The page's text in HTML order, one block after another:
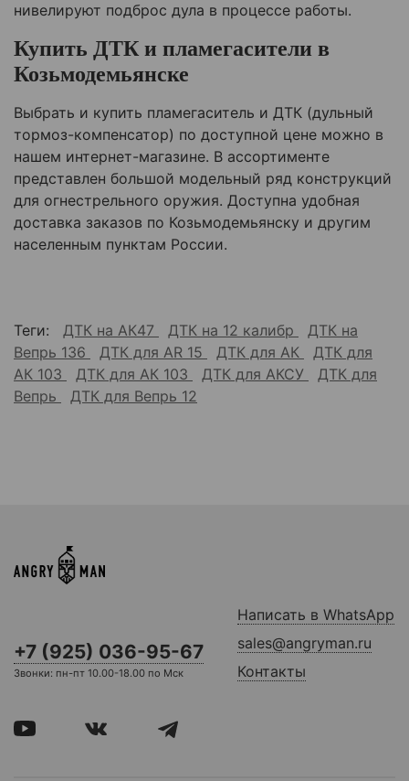
нивелируют подброс дула в процессе работы.
Купить ДТК и пламегасители в
Козьмодемьянске
Выбрать и купить пламегаситель и ДТК (дульный
тормоз-компенсатор) по доступной цене можно в
нашем интернет-магазине. В ассортименте
представлен большой модельный ряд конструкций
для огнестрельного оружия. Доступна удобная
доставка заказов по Козьмодемьянску и другим
населенным пунктам России.
Теги: ДТК на АК47 ДТК на 12 калибр
ДТК на
Вепрь 136
ДТК для AR 15 ДТК для АК
ДТК для
АК 103
ДТК для АК 103 ДТК для АКСУ
ДТК для
Вепрь
ДТК для Вепрь 12
+7 (925) 036-95-67
Звонки: пн-пт 10.00-18.00 по Мск
Написать в WhatsApp
sales@angryman.ru
Контакты